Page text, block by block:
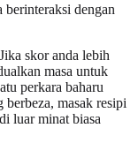
dengan
Jika skor anda lebih
masa untuk
perkara baharu
masak resipi
luar minat biasa